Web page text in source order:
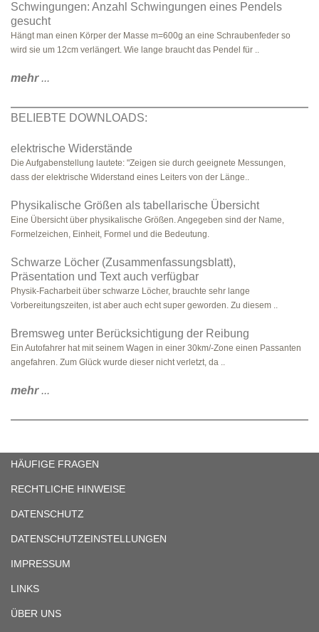
Schwingungen: Anzahl Schwingungen eines Pendels
gesucht
Hängt man einen Körper der Masse m=600g an eine Schraubenfeder so
wird sie um 12cm verlängert. Wie lange braucht das Pendel für ..
mehr...
BELIEBTE DOWNLOADS:
elektrische Widerstände
Die Aufgabenstellung lautete: "Zeigen sie durch geeignete Messungen,
dass der elektrische Widerstand eines Leiters von der Länge..
Physikalische Größen als tabellarische Übersicht
Eine Übersicht über physikalische Größen. Angegeben sind der Name,
Formelzeichen, Einheit, Formel und die Bedeutung.
Schwarze Löcher (Zusammenfassungsblatt),
Präsentation und Text auch verfügbar
Physik-Facharbeit über schwarze Löcher, brauchte sehr lange
Vorbereitungszeiten, ist aber auch echt super geworden. Zu diesem ..
Bremsweg unter Berücksichtigung der Reibung
Ein Autofahrer hat mit seinem Wagen in einer 30km/-Zone einen Passanten
angefahren. Zum Glück wurde dieser nicht verletzt, da ..
mehr...
HÄUFIGE FRAGEN
RECHTLICHE HINWEISE
DATENSCHUTZ
DATENSCHUTZEINSTELLUNGEN
IMPRESSUM
LINKS
ÜBER UNS